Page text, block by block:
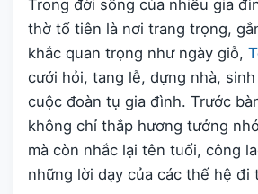
Trong đời sống của nhiều gia
thờ tổ tiên là nơi trang trọng,
khắc quan trọng như ngày giỗ,
cưới hỏi, tang lễ, dựng nhà,
cuộc đoàn tụ gia đình. Trước
không chỉ thắp hương tưởng
mà còn nhắc lại tên tuổi, công
những lời dạy của các thế hệ đi